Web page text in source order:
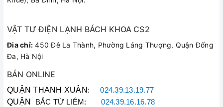
VẬT TƯ ĐIỆN LẠNH BÁCH KHOA CS2
Đia chỉ: 450 Đê La Thành, Phường Láng Thượng, Quận Đống
Đa, Hà Nội
BÁN ONLINE
QUẬN THANH XUÂN :024.39.13.19.77
QUẬN BẮC TỪ LIÊM:024.39.16.16.78